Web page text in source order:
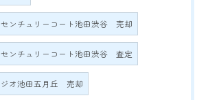
センチュリーコート池田渋谷 売却
センチュリーコート池田渋谷 査定
ジオ池田五月丘 売却